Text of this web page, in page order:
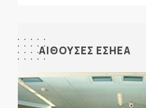
ΑΙΘΟΥΣΕΣ ΕΣΗΕΑ